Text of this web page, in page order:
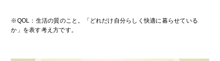
※QOL：生活の質のこと。「どれだけ自分らしく快適に暮らせている
か」を表す考え方です。